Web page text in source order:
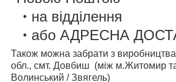
на відділення
або АДРЕСНА
Також можна забрати з
обл., смт. Довбиш (між м.Житомир
Волинський / Звягель)